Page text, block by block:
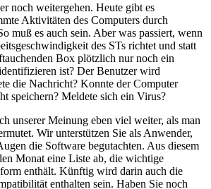
noch weitergehen. Heute gibt es
Aktivitäten des Computers durch
muß es auch sein. Aber was passiert, wenn
des STs richtet und statt
Box plötzlich nur noch ein
ist? Der Benutzer wird
die Nachricht? Konnte der Computer
speichern? Meldete sich ein Virus?
unserer Meinung eben viel weiter, als man
Wir unterstützen Sie als Anwender,
die Software begutachten. Aus diesem
Monat eine Liste ab, die wichtige
enthält. Künftig wird darin auch die
enthalten sein. Haben Sie noch